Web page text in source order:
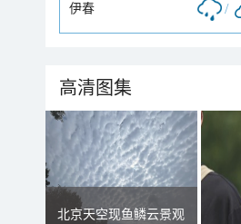
伊春 /
高清图集
北京天空现鱼鳞云景观